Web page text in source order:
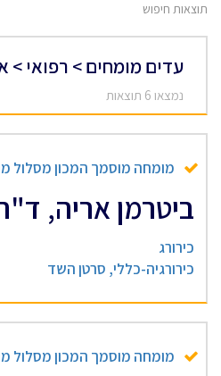
תוצאות חיפוש
עדים מומחים > רפואי >
נמצאו 6 תוצאות
מומחה מוסמך המכון מסלול
ביטרמן אריה,
כירורג
כירורגיה-כללי, סרטן השד
מומחה מוסמך המכון מסלול